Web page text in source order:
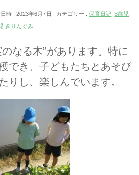
時 : 2023年6月7日 カテゴリー :保育日記 ,3歳児
きりんぐみ
なる木”があります。特に
でき、子どもたちとあそび
りし、楽しんでいます。